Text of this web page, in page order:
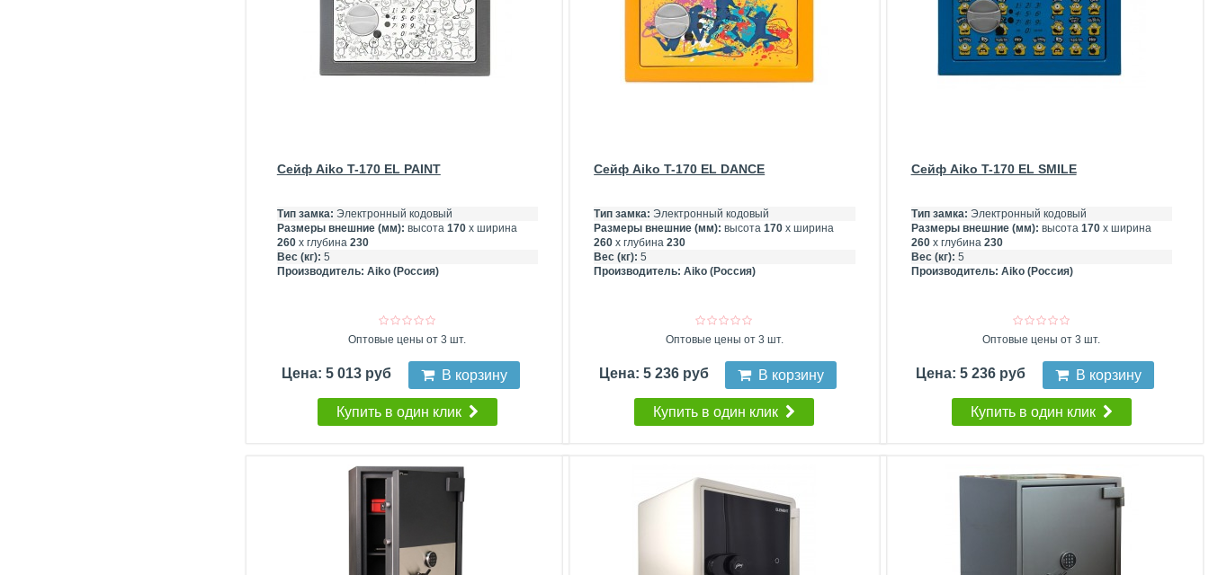
Сейф Aiko T-170 EL PAINT
Тип замка: Электронный кодовый
Размеры внешние (мм): высота 170х ширина
260х глубина 230
Вес (кг): 5
Производитель: Aiko (Россия)
Оптовые цены от 3 шт.
Цена: 5 013 руб В корзину
Купить в один клик
Сейф Aiko T-170 EL DANCE
Тип замка: Электронный кодовый
Размеры внешние (мм): высота170 х ширина
260 х глубина230
Вес (кг): 5
Производитель:Aiko (Россия)
Оптовые цены от 3 шт.
Цена: 5 236 руб В корзину
Купить в один клик
Сейф Aiko T-170 EL SMILE
Тип замка: Электронный кодовый
Размеры внешние (мм): высота 170х ширина
260х глубина 230
Вес (кг): 5
Производитель: Aiko (Россия)
Оптовые цены от 3 шт.
Цена: 5 236 руб В корзину
Купить в один клик